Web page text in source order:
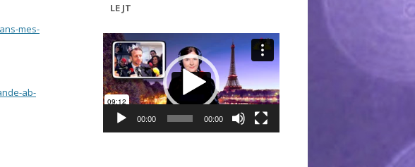
mes-
ab-
LE JT
Lecteur
vidéo
00:00 00:00